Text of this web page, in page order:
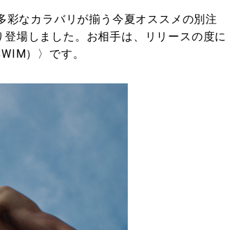
なカラバリが揃う今夏オススメの別注
場しました。お相手は、リリースの度に
）〉です。